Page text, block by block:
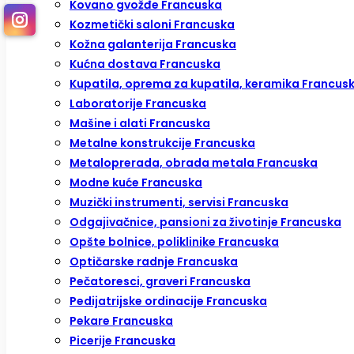
Kovano gvožđe Francuska
Kozmetički saloni Francuska
Kožna galanterija Francuska
Kućna dostava Francuska
Kupatila, oprema za kupatila, keramika
Laboratorije Francuska
Mašine i alati Francuska
Metalne konstrukcije Francuska
Metaloprerada, obrada metala Francuska
Modne kuće Francuska
Muzički instrumenti, servisi Francuska
Odgajivačnice, pansioni za životinje Francuska
Opšte bolnice, poliklinike Francuska
Optičarske radnje Francuska
Pečatoresci, graveri Francuska
Pedijatrijske ordinacije Francuska
Pekare Francuska
Picerije Francuska